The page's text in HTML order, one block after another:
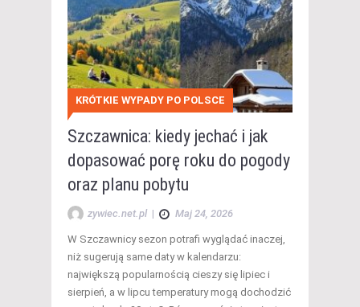
KRÓTKIE WYPADY PO POLSCE
Szczawnica: kiedy jechać i jak
dopasować porę roku do pogody
oraz planu pobytu
zywiec.net.pl | Maj 24, 2026
W Szczawnicy sezon potrafi wyglądać inaczej,
niż sugerują same daty w kalendarzu:
największą popularnością cieszy się lipiec i
sierpień, a w lipcu temperatury mogą dochodzić